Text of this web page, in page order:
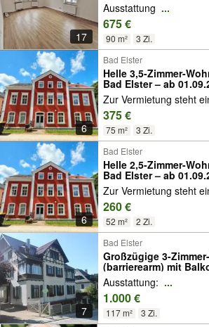
17
Ausstattung ...
675 €
90 m² 3 Zi.
6
Bad Elster
Helle 3,5-Zimmer-
Bad Elster – ab
Zur Vermietung steht
375 €
75 m² 3 Zi.
6
Bad Elster
Helle 2,5-Zimmer-
Bad Elster – ab
Zur Vermietung steht
260 €
52 m² 2 Zi.
7
Bad Elster
Großzügige 3-
(barrierearm) mit
Ausstattung: ...
1.000 €
117 m² 3 Zi.